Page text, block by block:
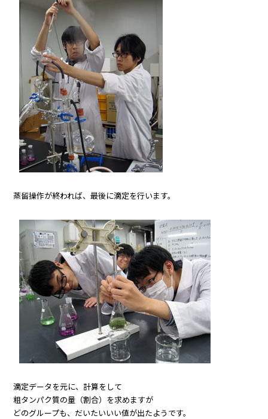
蒸留操作が終われば、最後に滴定を行います。
滴定データを元に、計算をして
粗タンパク質の量（割合）を求めますが
どのグループも、だいたいいい値が出たようです。